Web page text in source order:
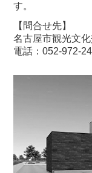
す。
【問合せ先】
名古屋市観光文
電話：052-972-